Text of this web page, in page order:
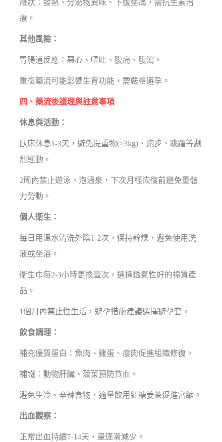
癥狀：發熱、分泌物異味、下腹墜痛，需抗生素治
療。
其他風險：
胃腸道反應：惡心、嘔吐、腹痛、腹瀉。
重復藥流可能影響生育功能，需嚴格避孕。
四、藥流後護理與註意事項
休息與活動：
臥床休息1-3天，避免提重物(>3kg)、跑步、跳躍等劇
烈運動。
2周內禁止遊泳、泡溫泉，下次月經恢復前避免重體
力勞動。
個人衛生：
每日用溫水清洗外陰1-2次，保持幹燥，避免使用洗
液或坐浴。
衛生巾每2-3小時更換壹次，選擇透氣性好的棉質產
品。
1個月內禁止性生活，避孕措施建議選擇避孕套。
飲食調理：
補充優質蛋白：魚肉、雞蛋、瘦肉促進組織修復。
補鐵：動物肝臟、菠菜預防貧血。
避免生冷、辛辣食物，適量飲用紅糖姜茶促進宮縮。
出血觀察：
正常出血持續7-14天，量逐漸減少。